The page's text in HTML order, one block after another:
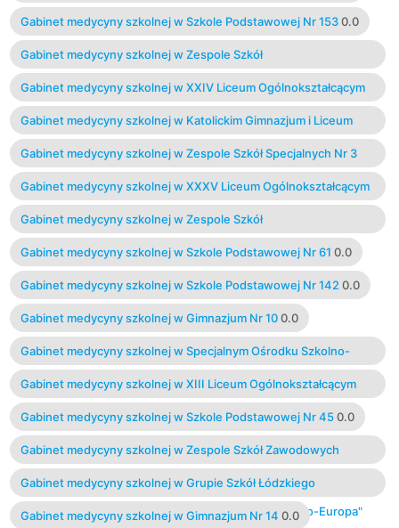
Gabinet medycyny szkolnej w Szkole Podstawowej Nr 153 0.0
Gabinet medycyny szkolnej w Zespole Szkół
Ponadgimnazjalnych Nr 100.0
Gabinet medycyny szkolnej w XXIV Liceum Ogólnokształcącym
0.0
Gabinet medycyny szkolnej w Katolickim Gimnazjum i Liceum
Ogólnokształcącym0.0
Gabinet medycyny szkolnej w Zespole Szkół Specjalnych Nr 3
0.0
Gabinet medycyny szkolnej w XXXV Liceum Ogólnokształcącym
0.0
Gabinet medycyny szkolnej w Zespole Szkół
Ponadgimnazjalnych Nr 8 0.0
Gabinet medycyny szkolnej w Szkole Podstawowej Nr 61 0.0
Gabinet medycyny szkolnej w Szkole Podstawowej Nr 142 0.0
Gabinet medycyny szkolnej w Gimnazjum Nr 10 0.0
Gabinet medycyny szkolnej w Specjalnym Ośrodku Szkolno-
Wychowawczym dla Dzieci Słabo Widzących0.0
Gabinet medycyny szkolnej w XIII Liceum Ogólnokształcącym
0.0
Gabinet medycyny szkolnej w Szkole Podstawowej Nr 45 0.0
Gabinet medycyny szkolnej w Zespole Szkół Zawodowych
Specjalnych Nr 20.0
Gabinet medycyny szkolnej w Grupie Szkół Łódzkiego
Stowarzyszenia na Rzecz Porozumienia z Europą" Pro-Europa"
Gabinet medycyny szkolnej w Gimnazjum Nr 14 0.0